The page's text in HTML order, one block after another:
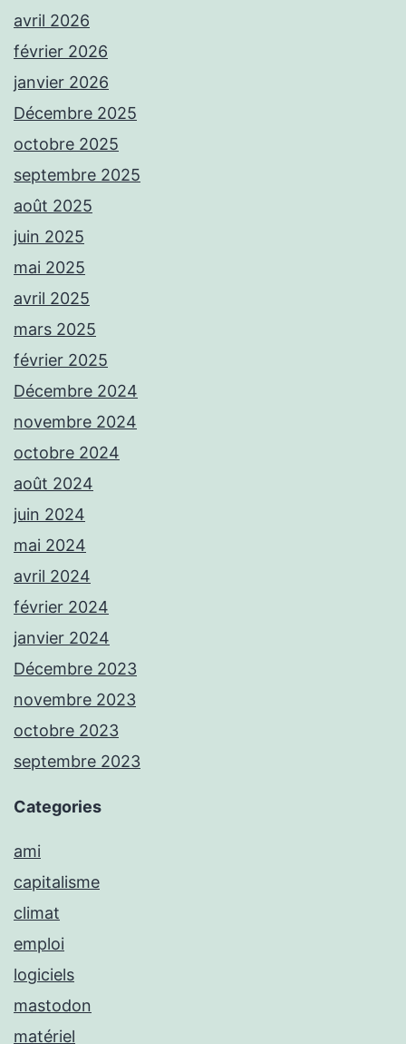
avril 2026
février 2026
janvier 2026
Décembre 2025
octobre 2025
septembre 2025
août 2025
juin 2025
mai 2025
avril 2025
mars 2025
février 2025
Décembre 2024
novembre 2024
octobre 2024
août 2024
juin 2024
mai 2024
avril 2024
février 2024
janvier 2024
Décembre 2023
novembre 2023
octobre 2023
septembre 2023
Categories
ami
capitalisme
climat
emploi
logiciels
mastodon
matériel